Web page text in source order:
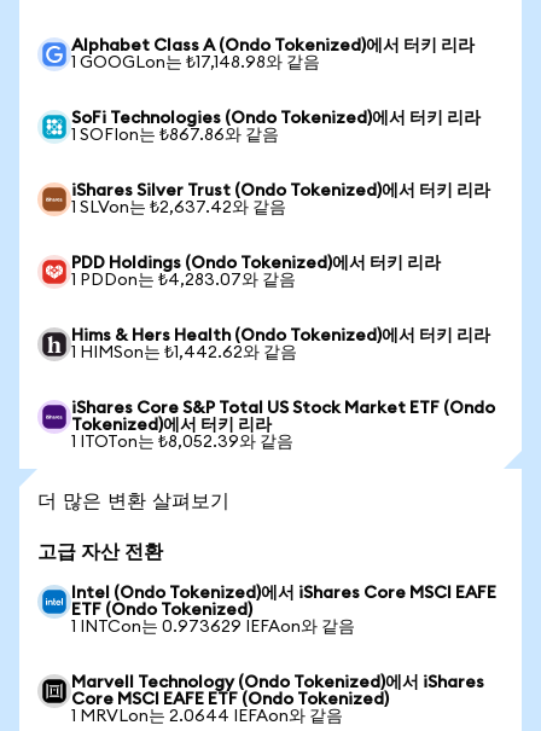
Alphabet Class A (Ondo Tokenized)에서 터키 리라
1 GOOGLon는 ₺17,148.98와 같음
SoFi Technologies (Ondo Tokenized)에서 터키 리라
1 SOFIon는 ₺867.86와 같음
iShares Silver Trust (Ondo Tokenized)에서 터키 리라
1 SLVon는 ₺2,637.42와 같음
PDD Holdings (Ondo Tokenized)에서 터키 리라
1 PDDon는 ₺4,283.07와 같음
Hims & Hers Health (Ondo Tokenized)에서 터키 리라
1 HIMSon는 ₺1,442.62와 같음
iShares Core S&P Total US Stock Market ETF (Ondo
Tokenized)에서 터키 리라
1 ITOTon는 ₺8,052.39와 같음
더 많은 변환 살펴보기
고급 자산 전환
Intel (Ondo Tokenized)에서 iShares Core MSCI EAFE
ETF (Ondo Tokenized)
1 INTCon는 0.973629 IEFAon와 같음
Marvell Technology (Ondo Tokenized)에서 iShares
Core MSCI EAFE ETF (Ondo Tokenized)
1 MRVLon는 2.0644 IEFAon와 같음